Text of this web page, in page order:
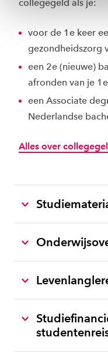
onscookiestatement
collegegeld als je:
voor de 1e keer
gezondheidszorg
een 2e (nieuwe)
afronden van je
een Associate
Nederlandse
Alles over